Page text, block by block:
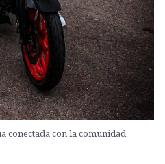
conectada con la comunidad